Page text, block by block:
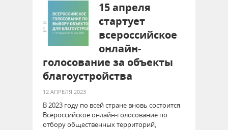
15 апреля
стартует
всероссийское
онлайн-
голосование за объекты
благоустройства
12 АПРЕЛЯ 2023
В 2023 году по всей стране вновь состоится
Всероссийское онлайн-голосование по
отбору общественных территорий,